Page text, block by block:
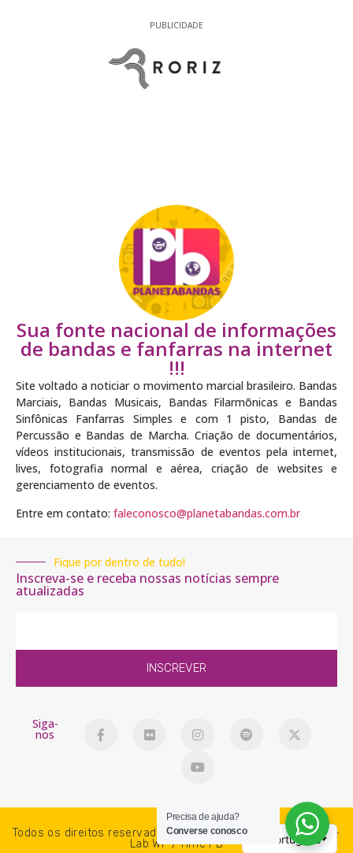
PUBLICIDADE
Sua fonte nacional de informações
de bandas e fanfarras na internet
!!!
Site voltado a noticiar o movimento marcial brasileiro. Bandas
Marciais, Bandas Musicais, Bandas Filarmõnicas e Bandas
Sinfônicas Fanfarras Simples e com 1 pisto, Bandas de
Percussão e Bandas de Marcha. Criação de documentários,
vídeos institucionais, transmissão de eventos pela internet,
lives, fotografia normal e aérea, criação de websites e
gerenciamento de eventos.
Entre em contato: faleconosco@planetabandas.com.br
Fique por dentro de tudo!
Inscreva-se e receba nossas notícias sempre
atualizadas
INSCREVER
Siga-
nos
Todos os direitos reservados. PlanetaBandas © 2018-2026 -
Lab WP / Time PB
Precisa de ajuda?
Converse conosco